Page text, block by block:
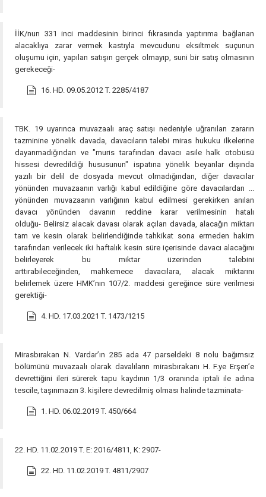
İİK/nun 331 inci maddesinin birinci fıkrasında yaptırıma bağlanan
alacaklıya zarar vermek kastıyla mevcudunu eksiltmek suçunun
oluşumu için, yapılan satışın gerçek olmayıp, suni bir satış olmasının
gerekeceği-
16. HD. 09.05.2012 T. 2285/4187
TBK. 19 uyarınca muvazaalı araç satışı nedeniyle uğranılan zararın
tazminine yönelik davada, davacıların talebi miras hukuku ilkelerine
dayanmadığından ve "muris tarafından davacı asile halk otobüsü
hissesi devredildiği hususunun" ispatına yönelik beyanlar dışında
yazılı bir delil de dosyada mevcut olmadığından, diğer davacılar
yönünden muvazaanın varlığı kabul edildiğine göre davacılardan ...
yönünden muvazaanın varlığının kabul edilmesi gerekirken anılan
davacı yönünden davanın reddine karar verilmesinin hatalı
olduğu- Belirsiz alacak davası olarak açılan davada, alacağın miktarı
tam ve kesin olarak belirlendiğinde tahkikat sona ermeden hakim
tarafından verilecek iki haftalık kesin süre içerisinde davacı alacağını
belirleyerek bu miktar üzerinden talebini
arttırabileceğinden, mahkemece davacılara, alacak miktarını
belirlemek üzere HMK’nın 107/2. maddesi gereğince süre verilmesi
gerektiği-
4. HD. 17.03.2021 T. 1473/1215
Mirasbırakan N. Vardar’ın 285 ada 47 parseldeki 8 nolu bağımsız
bölümünü muvazaalı olarak davalıların mirasbırakanı H. F.ye Erşen’e
devrettiğini ileri sürerek tapu kaydının 1/3 oranında iptali ile adına
tescile, taşınmazın 3. kişilere devredilmiş olması halinde tazminata-
1. HD. 06.02.2019 T. 450/664
22. HD. 11.02.2019 T. E: 2016/4811, K: 2907-
22. HD. 11.02.2019 T. 4811/2907